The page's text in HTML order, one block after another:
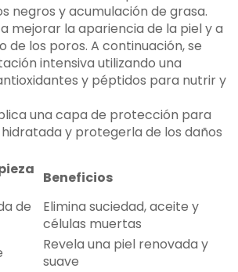
negros y acumulación de grasa.
mejorar la apariencia de la piel y a
de los poros. A continuación, se
intensiva utilizando una
y péptidos para nutrir y
una capa de protección para
y protegerla de los daños
Beneficios
de
Elimina suciedad, aceite y
células muertas
Revela una piel renovada y
suave